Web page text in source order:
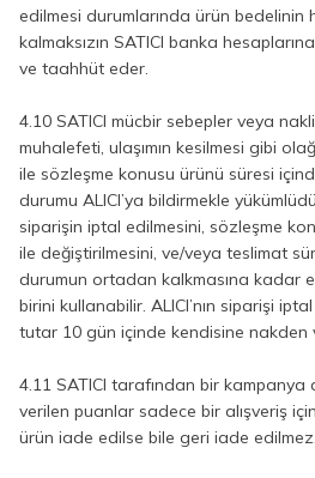
edilmesi durumlarında ürün bedelinin
kalmaksızın SATICI banka
ve taahhüt eder.
4.10 SATICI mücbir sebepler veya
muhalefeti, ulaşımın kesilmesi gibi
ile sözleşme konusu ürünü süresi
durumu ALICI’ya bildirmekle
siparişin iptal edilmesini, sözleşme
ile değiştirilmesini, ve/veya teslimat
durumun ortadan kalkmasına kadar
birini kullanabilir. ALICI’nın siparişi
tutar 10 gün içinde kendisine nakden
4.11 SATICI tarafından bir kampanya
verilen puanlar sadece bir alışveriş
ürün iade edilse bile geri iade edilmez.